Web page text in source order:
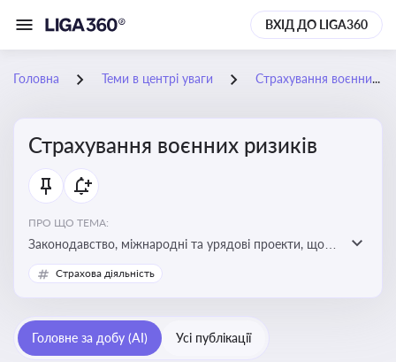
ВХІД ДО LIGA360
Головна Теми в центрі уваги Страхування воєнних ризиків
Страхування воєнних ризиків
ПРО ЩО ТЕМА:
Законодавство, міжнародні та урядові проекти, що
визначають та знижують воєнні ризики для власників
майна, боржників та кредиторів
Страхова діяльність
Головне за добу (AI) Усі публікації